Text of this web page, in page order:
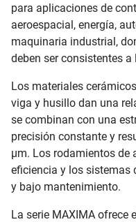
para aplicaciones de
aeroespacial, energía,
maquinaria industrial,
deben ser consistentes a
Los materiales
viga y husillo dan una
se combinan con una
precisión constante y
μm. Los rodamientos de
eficiencia y los sistemas
y bajo mantenimiento.
La serie MAXIMA ofrece